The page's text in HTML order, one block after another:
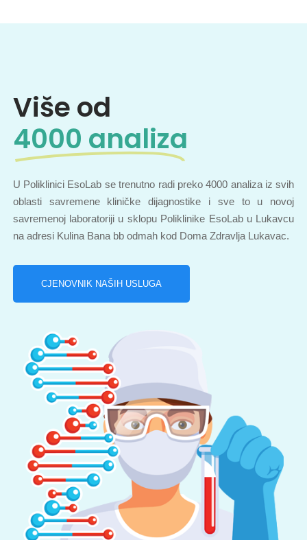
Više od
4000 analiza
U Poliklinici EsoLab se trenutno radi preko 4000 analiza iz svih
oblasti savremene kliničke dijagnostike i sve to u novoj
savremenoj laboratoriji u sklopu Poliklinike EsoLab u Lukavcu
na adresi Kulina Bana bb odmah kod Doma Zdravlja Lukavac.
CJENOVNIK NAŠIH USLUGA